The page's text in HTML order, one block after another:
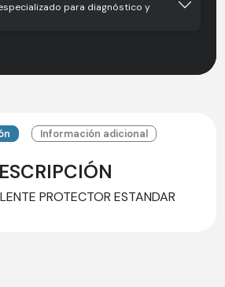
para diagnóstico y
Información adicional
PROTECTOR ESTANDAR